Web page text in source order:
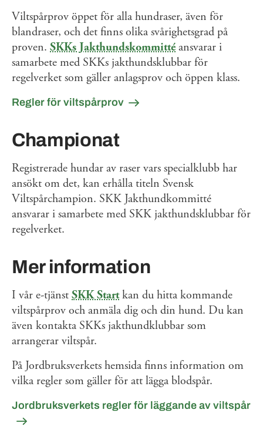
Viltspårprov öppet för alla hundraser, även för
blandraser, och det finns olika svårighetsgrad på
proven. SKKs Jakthundskommittéansvarar i
samarbete med SKKs jakthundsklubbar för
regelverket som gäller anlagsprov och öppen klass.
Regler för viltspårprov
Championat
Registrerade hundar av raser vars specialklubb har
ansökt om det, kan erhålla titeln Svensk
Viltspårchampion. SKK Jakthundkommitté
ansvarar i samarbete med SKK jakthundsklubbar för
regelverket.
Mer information
I vår e-tjänst SKK Startkan du hitta kommande
viltspårprov och anmäla dig och din hund. Du kan
även kontakta SKKs jakthundklubbar som
arrangerar viltspår.
På Jordbruksverkets hemsida finns information om
vilka regler som gäller för att lägga blodspår.
Jordbruksverkets regler för läggande av viltspår